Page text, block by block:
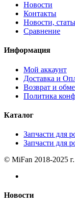
Новости
Контакты
Новости,
Сравнение
Информация
Мой аккаунт
Доставка и
Возврат и
Политика
Каталог
Запчасти для
Запчасти для
© MiFan 2018-2025 г.
Новости